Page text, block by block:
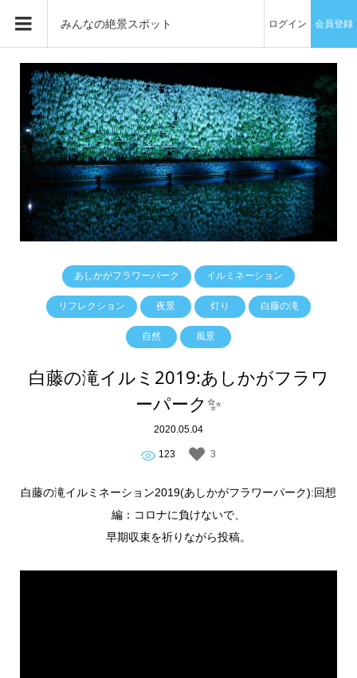
みんなの絶景スポット ログイン 会員登録
あしかがフラワーパーク イルミネーション
リフレクション 夜景 灯り 白藤の滝
自然 風景
白藤の滝イルミ2019:あしかがフラワ
ーパーク✨
2020.05.04
123 3
白藤の滝イルミネーション2019(あしかがフラワーパーク):回想
編：コロナに負けないで、
早期収束を祈りながら投稿。